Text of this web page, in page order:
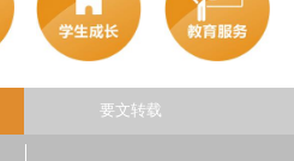
要文转载